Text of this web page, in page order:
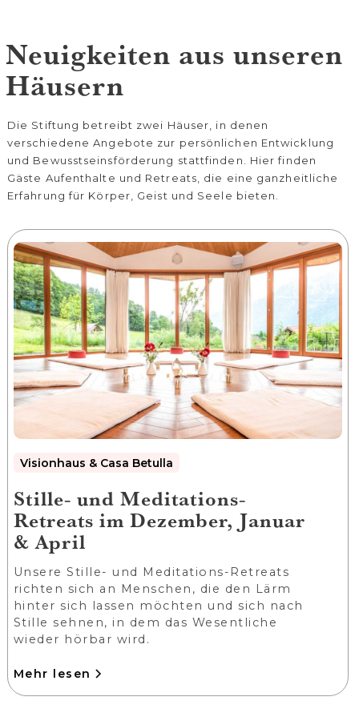
Neuigkeiten aus unseren
Häusern
Die Stiftung betreibt zwei Häuser, in denen
verschiedene Angebote zur persönlichen Entwicklung
und Bewusstseinsförderung stattfinden. Hier finden
Gäste Aufenthalte und Retreats, die eine ganzheitliche
Erfahrung für Körper, Geist und Seele bieten.
Visionhaus & Casa Betulla
Stille- und Meditations-
Retreats im Dezember, Januar
& April
Unsere Stille- und Meditations-Retreats
richten sich an Menschen, die den Lärm
hinter sich lassen möchten und sich nach
Stille sehnen, in dem das Wesentliche
wieder hörbar wird.
Mehr lesen